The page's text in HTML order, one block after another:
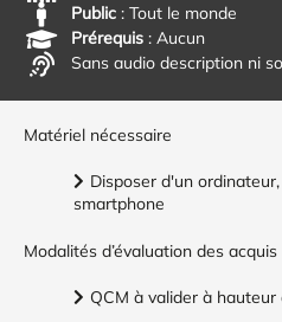
Public : Tout le monde
Prérequis : Aucun
Sans audio description ni
Matériel nécessaire
Disposer d'un
smartphone
Modalités d’évaluation des acquis
QCM à valider à hauteur